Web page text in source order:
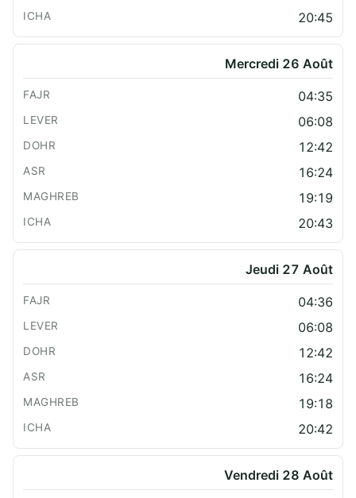
20:45
Mercredi 26 Août
04:35
06:08
12:42
16:24
19:19
20:43
Jeudi 27 Août
04:36
06:08
12:42
16:24
19:18
20:42
Vendredi 28 Août